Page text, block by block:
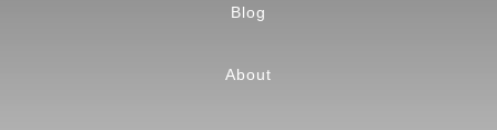
Blog
About